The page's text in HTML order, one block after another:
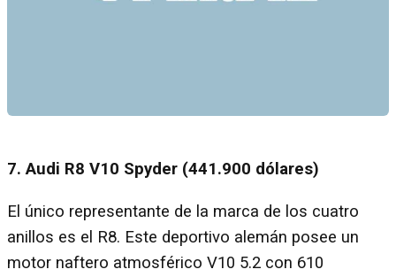
7. Audi R8 V10 Spyder (441.900 dólares)
El único representante de la marca de los cuatro
anillos es el R8. Este deportivo alemán posee un
motor naftero atmosférico V10 5.2 con 610